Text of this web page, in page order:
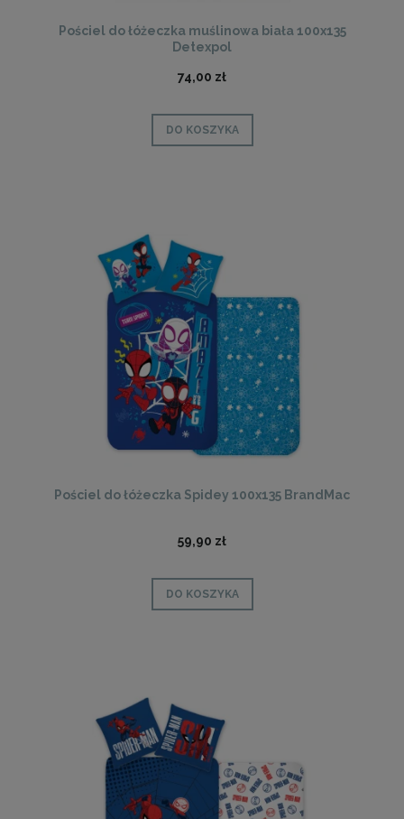
Pościel do łóżeczka muślinowa biała 100x135
Detexpol
74,00 zł
DO KOSZYKA
Pościel do łóżeczka Spidey 100x135 BrandMac
59,90 zł
DO KOSZYKA